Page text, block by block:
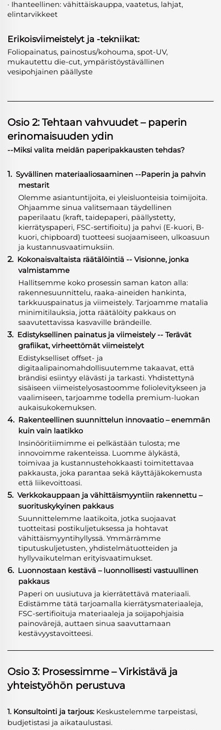
· Ihanteellinen: vähittäiskauppa, vaatetus, lahjat,
elintarvikkeet
Erikoisviimeistelyt ja -tekniikat:
Foliopainatus, painostus/kohouma, spot-UV,
mukautettu die-cut, ympäristöystävällinen
vesipohjainen päällyste
Osio 2: Tehtaan vahvuudet – paperin
erinomaisuuden ydin
--Miksi valita meidän paperipakkausten tehdas?
1. Syvällinen materiaaliosaaminen --Paperin ja pahvin
mestarit
Olemme asiantuntijoita, ei yleisluonteisia toimijoita.
Ohjaamme sinua valitsemaan täydellinen
paperilaatu (kraft, taidepaperi, päällystetty,
kierrätyspaperi, FSC-sertifioitu) ja pahvi (E-kuori, B-
kuori, chipboard) tuotteesi suojaamiseen, ulkoasuun
ja kustannusvaatimuksiin.
2. Kokonaisvaltaista räätälöintiä -- Visionne, jonka
valmistamme
Hallitsemme koko prosessin saman katon alla:
rakennesuunnittelu, raaka-aineiden hankinta,
tarkkuuspainatus ja viimeistely. Tarjoamme matalia
minimitilauksia, jotta räätälöity pakkaus on
saavutettavissa kasvaville brändeille.
3. Edistyksellinen painatus ja viimeistely -- Terävät
grafiikat, virheettömät viimeistelyt
Edistykselliset offset- ja
digitaalipainomahdollisuutemme takaavat, että
brändisi esiintyy elävästi ja tarkasti. Yhdistettynä
sisäiseen viimeistelyosastoomme foliolevitykseen ja
vaalimiseen, tarjoamme todella premium-luokan
aukaisukokemuksen.
4. Rakenteellinen suunnittelun innovaatio – enemmän
kuin vain laatikko
Insinööritiimimme ei pelkästään tulosta; me
innovoimme rakenteissa. Luomme älykästä,
toimivaa ja kustannustehokkaasti toimitettavaa
pakkausta, joka parantaa sekä käyttäjäkokemusta
että liikevoittoasi.
5. Verkkokauppaan ja vähittäismyyntiin rakennettu –
suorituskykyinen pakkaus
Suunnittelemme laatikoita, jotka suojaavat
tuotteitasi postikuljetuksessa ja hohtavat
vähittäismyyntihyllyssä. Ymmärrämme
tiputuskuljetusten, yhdistelmätuotteiden ja
hyllyvaikutelman erityisvaatimukset.
6. Luonnostaan kestävä – luonnollisesti vastuullinen
pakkaus
Paperi on uusiutuva ja kierrätettävä materiaali.
Edistämme tätä tarjoamalla kierrätysmateriaaleja,
FSC-sertifioituja materiaaleja ja soijapohjaisia
painovärejä, auttaen sinua saavuttamaan
kestävyystavoitteesi.
Osio 3: Prosessimme – Virkistävä ja
yhteistyöhön perustuva
1. Konsultointi ja tarjous: Keskustelemme tarpeistasi,
budjetistasi ja aikataulustasi.